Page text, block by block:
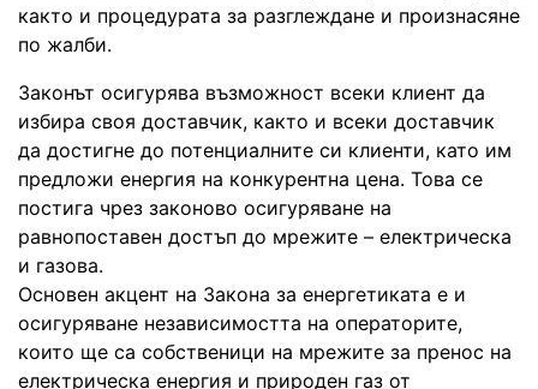
както и процедурата за разглеждане и произнасяне
по жалби.
Законът осигурява възможност всеки клиент да
избира своя доставчик, както и всеки доставчик
да достигне до потенциалните си клиенти, като им
предложи енергия на конкурентна цена. Това се
постига чрез законово осигуряване на
равнопоставен достъп до мрежите – електрическа
и газова.
Основен акцент на Закона за енергетиката е и
осигуряване независимостта на операторите,
които ще са собственици на мрежите за пренос на
електрическа енергия и природен газ от